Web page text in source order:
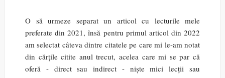
O să urmeze separat un articol cu lecturile mele
preferate din 2021, însă pentru primul articol din 2022
am selectat câteva dintre citatele pe care mi le-am notat
din cărțile citite anul trecut, acelea care mi se par că
oferă - direct sau indirect - niște mici lecții sau